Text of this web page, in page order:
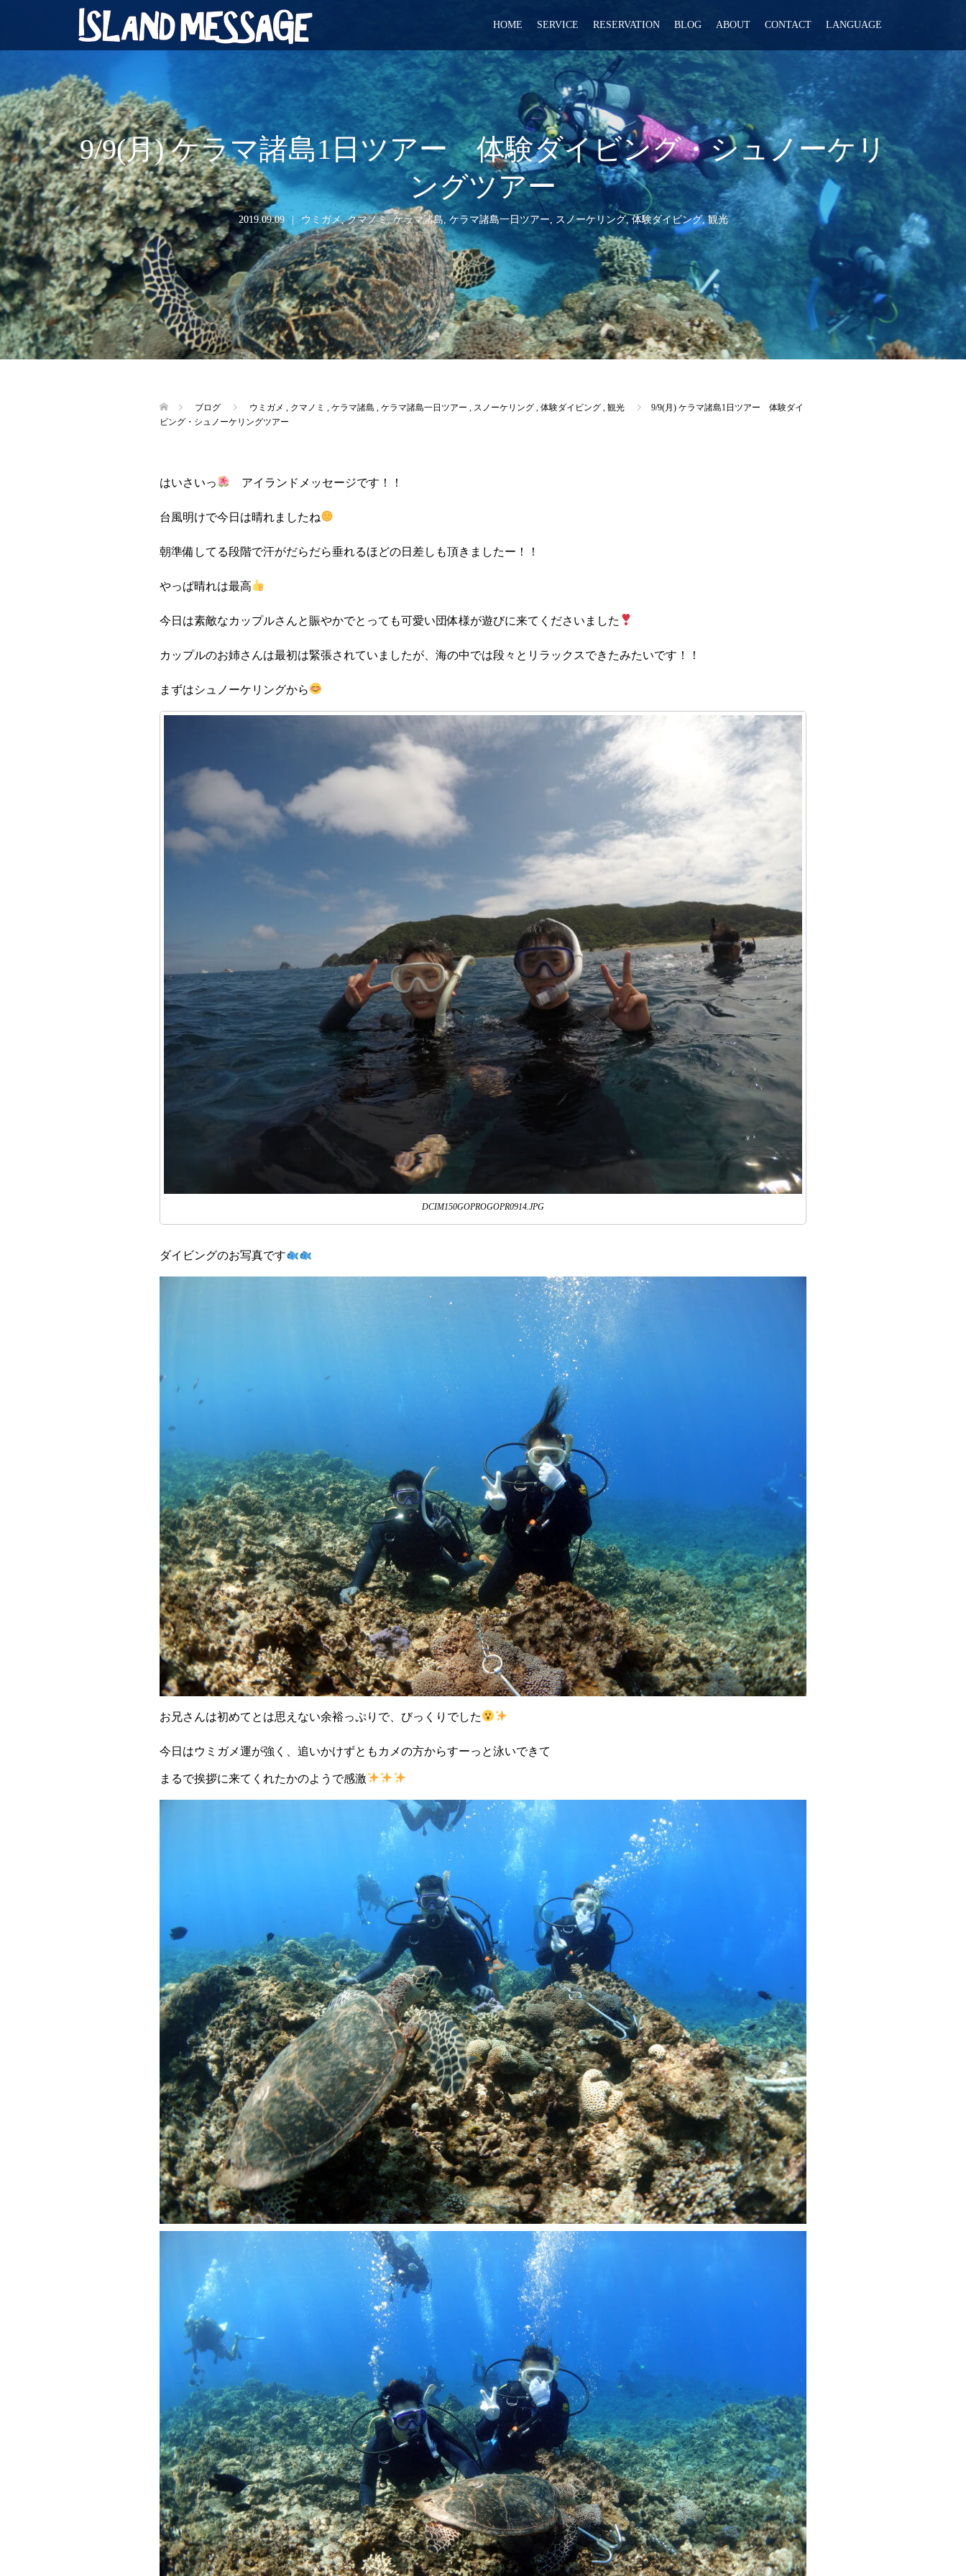
HOME SERVICE RESERVATION BLOG ABOUT CONTACT LANGUAGE
9/9(月) ケラマ諸島1日ツアー 体験ダイビング・シュノーケリ
ングツアー
2019.09.09 ウミガメ,クマノミ,ケラマ諸島 ケラマ諸島一日ツアー スノーケリング,体験ダイビング,観光
ブログ ウミガメ クマノミ ケラマ諸島 ケラマ諸島一日ツアー スノーケリング 体験ダイビング 観光
9/9(月) ケラマ諸島1日ツアー 体験ダイ
ビング・シュノーケリングツアー
はいさいっ アイランドメッセージです！！
台風明けで今日は晴れましたね
朝準備してる段階で汗がだらだら垂れるほどの日差しも頂きましたー！！
やっぱ晴れは最高
今日は素敵なカップルさんと賑やかでとっても可愛い団体様が遊びに来てくださいました
カップルのお姉さんは最初は緊張されていましたが、海の中では段々とリラックスできたみたいです！！
まずはシュノーケリングから
DCIM150GOPROGOPR0914.JPG
ダイビングのお写真です
お兄さんは初めてとは思えない余裕っぷりで、びっくりでした
今日はウミガメ運が強く、追いかけずともカメの方からすーっと泳いできて
まるで挨拶に来てくれたかのようで感激